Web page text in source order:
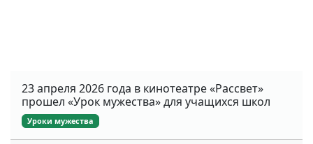
23 апреля 2026 года в кинотеатре «Рассвет»
прошел «Урок мужества» для учащихся школ
Уроки мужества